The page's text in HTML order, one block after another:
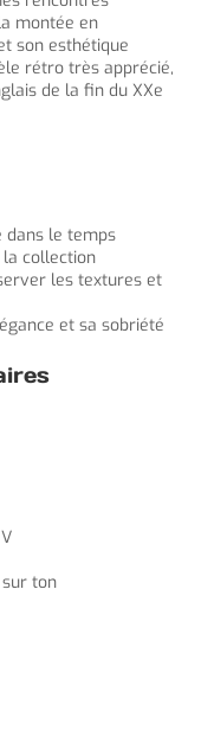
montée en
son esthétique
rétro très apprécié,
de la fin du XXe
dans le temps
la collection
les textures et
et sa sobriété
sur ton